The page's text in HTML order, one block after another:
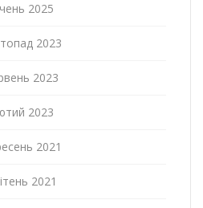
2025
2023
2023
2023
2021
2021